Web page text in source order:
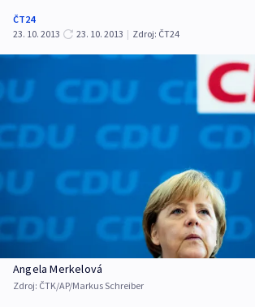
ČT24
23. 10. 2013
23. 10. 2013 | Zdroj: ČT24
Angela Merkelová
Zdroj: ČTK/AP/Markus Schreiber